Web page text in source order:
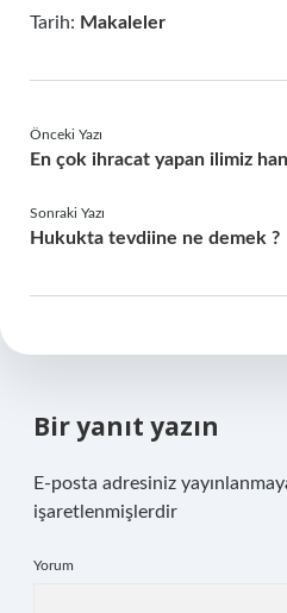
Tarih: Makaleler
Önceki Yazı
En çok ihracat yapan ilimiz
Sonraki Yazı
Hukukta tevdiine ne demek ?
Bir yanıt yazın
E-posta adresiniz
işaretlenmişlerdir
Yorum